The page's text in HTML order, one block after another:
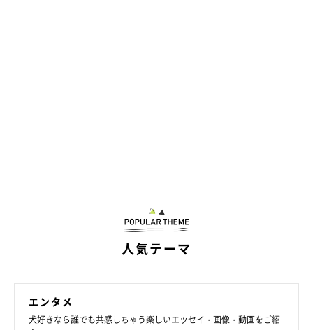
人気テーマ
エンタメ
犬好きなら誰でも共感しちゃう楽しいエッセイ・画像・動画をご紹